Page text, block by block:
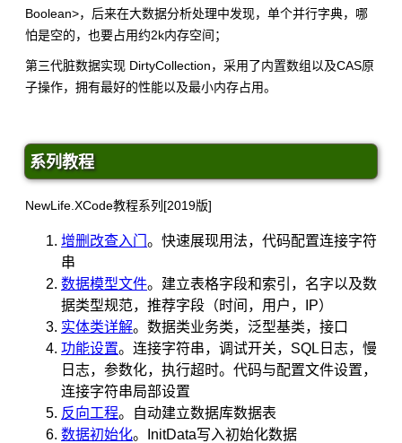
Boolean>，后来在大数据分析处理中发现，单个并行字典，哪
怕是空的，也要占用约2k内存空间；
第三代脏数据实现 DirtyCollection，采用了内置数组以及CAS原
子操作，拥有最好的性能以及最小内存占用。
系列教程
NewLife.XCode教程系列[2019版]
增删改查入门 。快速展现用法，代码配置连接字符
串
数据模型文件。建立表格字段和索引，名字以及数
据类型规范，推荐字段（时间，用户，IP）
实体类详解。数据类业务类，泛型基类，接口
功能设置。连接字符串，调试开关，SQL日志，慢
日志，参数化，执行超时。代码与配置文件设置，
连接字符串局部设置
反向工程。自动建立数据库数据表
数据初始化。InitData写入初始化数据